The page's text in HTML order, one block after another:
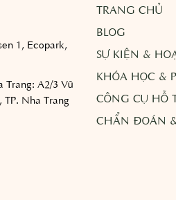
1, Ecopark,
Trang: A2/3 Vũ
Nha Trang
TRANG CHỦ
BLOG
SỰ KIỆN &
KHÓA HỌC &
CÔNG CỤ HỖ
CHẨN ĐOÁN